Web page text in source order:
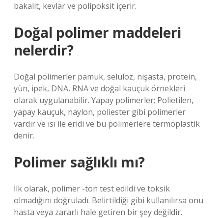
bakalit, kevlar ve polipoksit içerir.
Doğal polimer maddeleri
nelerdir?
Doğal polimerler pamuk, selüloz, nişasta, protein,
yün, ipek, DNA, RNA ve doğal kauçuk örnekleri
olarak uygulanabilir. Yapay polimerler; Polietilen,
yapay kauçuk, naylon, poliester gibi polimerler
vardır ve ısı ile eridi ve bu polimerlere termoplastik
denir.
Polimer sağlıklı mı?
İlk olarak, polimer -ton test edildi ve toksik
olmadığını doğruladı. Belirtildiği gibi kullanılırsa onu
hasta veya zararlı hale getiren bir şey değildir.